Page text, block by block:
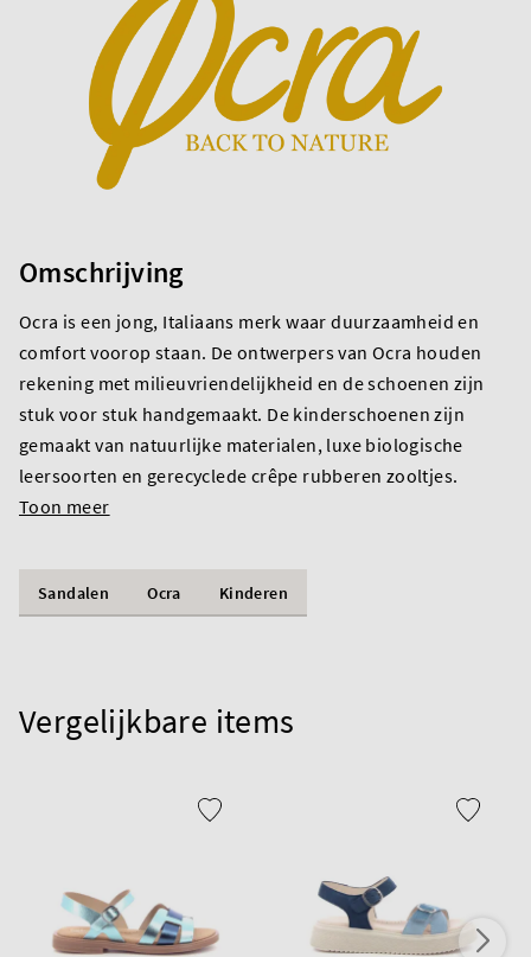
Omschrijving
Ocra is een jong, Italiaans merk waar duurzaamheid en
comfort voorop staan. De ontwerpers van Ocra houden
rekening met milieuvriendelijkheid en de schoenen zijn
stuk voor stuk handgemaakt. De kinderschoenen zijn
gemaakt van natuurlijke materialen, luxe biologische
leersoorten en gerecyclede crêpe rubberen zooltjes.
Toon meer
Sandalen Ocra Kinderen
Vergelijkbare items